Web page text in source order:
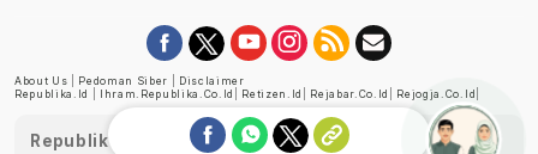
About Us Pedoman Siber
Disclaimer
Republika.id
Ihram.republika.co.id Retizen.id Rejabar.co.id Rejogja.co.id
Republika telah diverifikasi oleh Dewan Pers